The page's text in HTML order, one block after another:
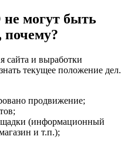
могут быть
сайта и выработки
текущее положение дел.
продвижение;
(информационный
и т.п.);